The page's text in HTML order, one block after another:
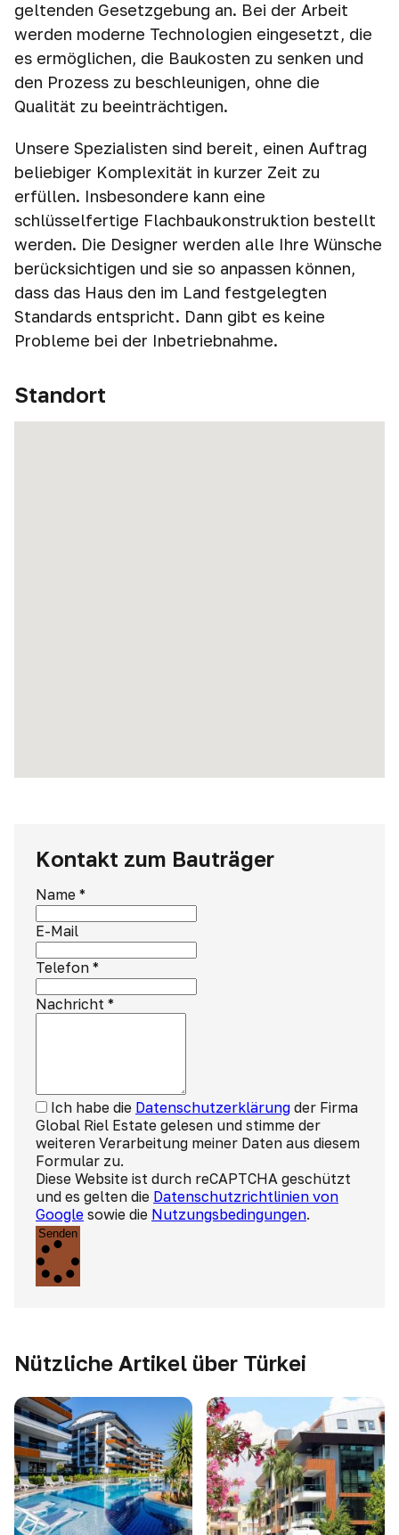
geltenden Gesetzgebung an. Bei der Arbeit
werden moderne Technologien eingesetzt, die
es ermöglichen, die Baukosten zu senken und
den Prozess zu beschleunigen, ohne die
Qualität zu beeinträchtigen.
Unsere Spezialisten sind bereit, einen Auftrag
beliebiger Komplexität in kurzer Zeit zu
erfüllen. Insbesondere kann eine
schlüsselfertige Flachbaukonstruktion bestellt
werden. Die Designer werden alle Ihre Wünsche
berücksichtigen und sie so anpassen können,
dass das Haus den im Land festgelegten
Standards entspricht. Dann gibt es keine
Probleme bei der Inbetriebnahme.
Standort
Kontakt zum Bauträger
Name *
E-Mail
Telefon *
Nachricht *
Ich habe die Datenschutzerklärung der Firma
Global Riel Estate gelesen und stimme der
weiteren Verarbeitung meiner Daten aus diesem
Formular zu.
Diese Website ist durch reCAPTCHA geschützt
und es gelten die Datenschutzrichtlinien von
Google sowie die Nutzungsbedingungen.
Senden
Nützliche Artikel über Türkei